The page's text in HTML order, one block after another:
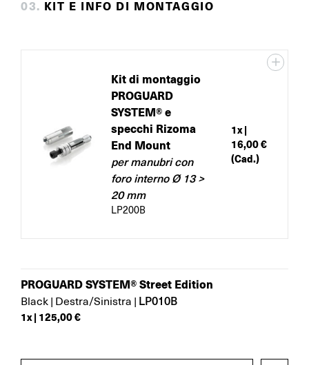
03. KIT E INFO DI MONTAGGIO
Kit di montaggio
PROGUARD
SYSTEM® e
specchi Rizoma
End Mount
per manubri con
foro interno Ø 13 >
20 mm
LP200B
1x |
16,00 €
(Cad.)
PROGUARD SYSTEM® Street Edition
Black | Destra/Sinistra | LP010B
1x | 125,00 €